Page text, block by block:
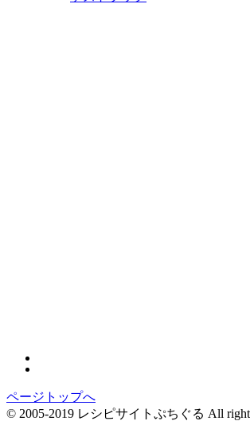
ページトップへ
© 2005-2019 レシピサイトぷちぐる All right